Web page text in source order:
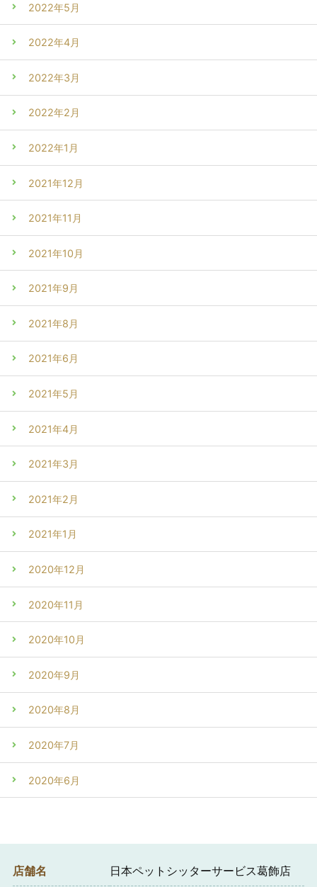
2022年5月
2022年4月
2022年3月
2022年2月
2022年1月
2021年12月
2021年11月
2021年10月
2021年9月
2021年8月
2021年6月
2021年5月
2021年4月
2021年3月
2021年2月
2021年1月
2020年12月
2020年11月
2020年10月
2020年9月
2020年8月
2020年7月
2020年6月
店舗名 日本ペットシッターサービス葛飾店